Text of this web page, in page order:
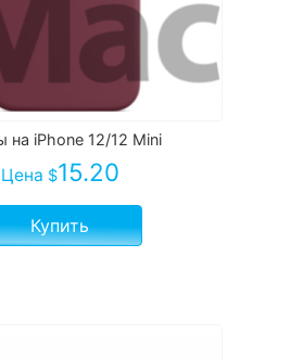
на iPhone 12/12 Mini
Цена $15.20
Купить